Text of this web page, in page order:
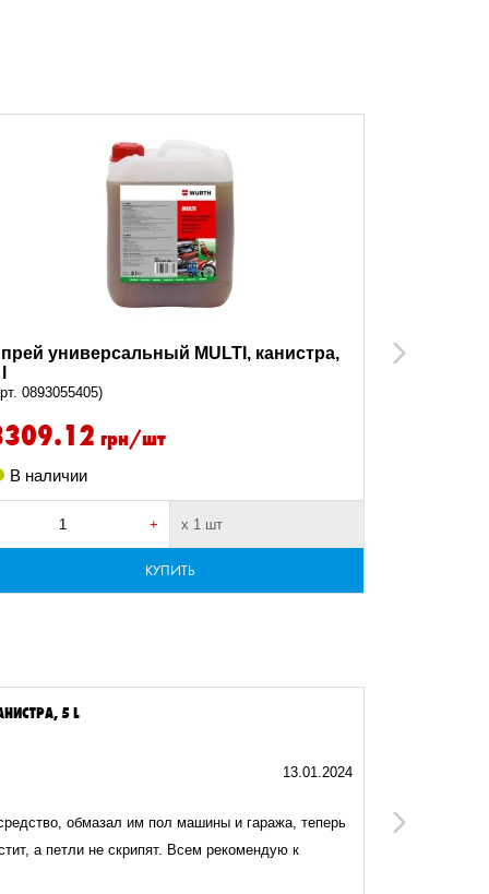
универсальный MULTI, канистра,
0893055405)
грн/шт
В наличии
+ х 1 шт
КУПИТЬ
Спрей
Next
5 L
13.01.2024
обмазал им пол машины и гаража, теперь
а петли не скрипят. Всем рекомендую к
1 в 1 как
Next